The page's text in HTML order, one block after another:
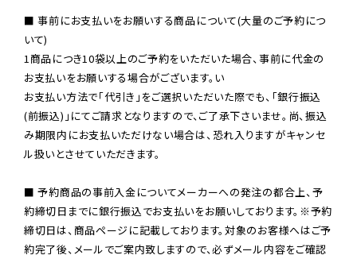
■ 事前にお支払いをお願いする商品について(大量のご予約につ
いて)
1商品につき10袋以上のご予約をいただいた場合、事前に代金の
お支払いをお願いする場合がございます。い
お支払い方法で「代引き」をご選択いただいた際でも、「銀行振込
(前振込)」にてご請求となりますので、ご了承下さいませ。尚、振込
み期限内にお支払いただけない場合は、恐れ入りますがキャンセ
ル扱いとさせていただきます。
■ 予約商品の事前入金についてメーカーへの発注の都合上、予
約締切日までに銀行振込でお支払いをお願いしております。※予約
締切日は、商品ページに記載しております。対象のお客様へはご予
約完了後、メールでご案内致しますので、必ずメール内容をご確認